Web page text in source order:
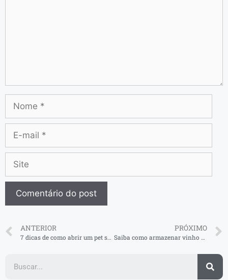
ANTERIOR
7 dicas de como abrir um pet shop gastando pouco
PRÓXIMO
Saiba como armazenar vinho corretamente com a Castellmaq!